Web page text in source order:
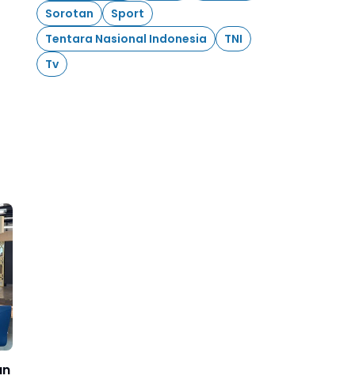
Sorotan
Sport
Tentara Nasional Indonesia
TNI
Tv